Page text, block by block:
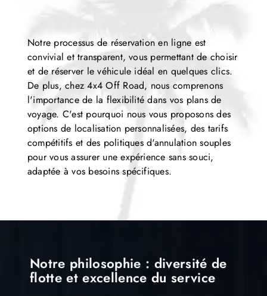
Notre processus de réservation en ligne est
convivial et transparent, vous permettant de choisir
et de réserver le véhicule idéal en quelques clics.
De plus, chez 4x4 Off Road, nous comprenons
l'importance de la flexibilité dans vos plans de
voyage. C'est pourquoi nous vous proposons des
options de localisation personnalisées, des tarifs
compétitifs et des politiques d'annulation souples
pour vous assurer une expérience sans souci,
adaptée à vos besoins spécifiques.
Notre philosophie : diversité de
flotte et excellence du service